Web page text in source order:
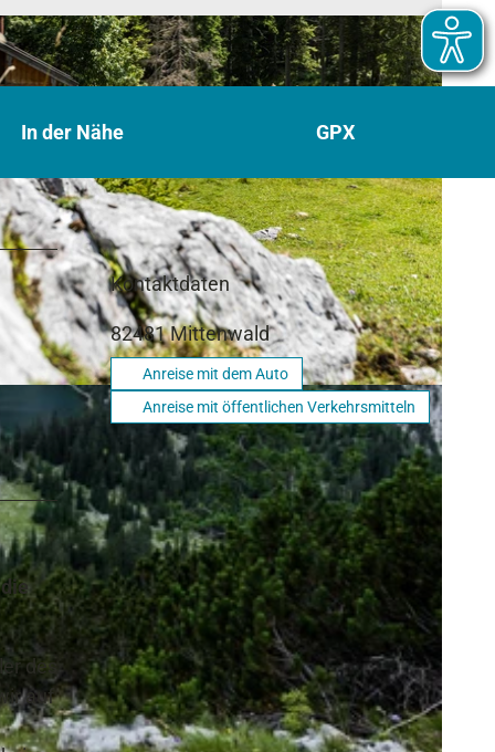
In der Nähe GPX
des
auf
Kontaktdaten
82481Mittenwald
Anreise mit dem Auto
Anreise mit öffentlichen Verkehrsmitteln